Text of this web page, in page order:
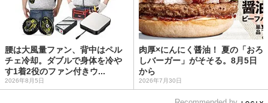
腰は大風量ファン、背中はペル
チェ冷却。ダブルで身体を冷や
す1着2役のファン付きウ...
2026年8月5日
肉厚×にんにく醤油！ 夏の「おろ
しバーガー」がそそる。8月5日
から
2026年7月30日